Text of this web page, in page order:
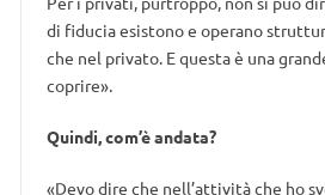
di fiducia esistono e operano
che nel privato. E questa è una
coprire».
Quindi, com’è andata?
«Devo dire che nell’attività che ho